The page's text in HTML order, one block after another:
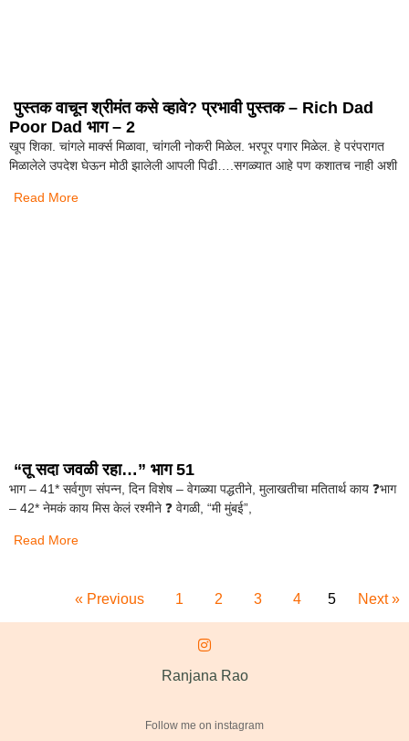
पुस्तक वाचून श्रीमंत कसे व्हावे? प्रभावी पुस्तक – Rich Dad
Poor Dad भाग – 2
खूप शिका. चांगले मार्क्स मिळावा, चांगली नोकरी मिळेल. भरपूर पगार मिळेल. हे परंपरागत
मिळालेले उपदेश घेऊन मोठी झालेली आपली पिढी….सगळ्यात आहे पण कशातच नाही अशी
Read More
“तू सदा जवळी रहा…” भाग 51
भाग – 41* सर्वगुण संपन्न, दिन विशेष – वेगळ्या पद्धतीने, मुलाखतीचा मतितार्थ काय ❓️भाग
– 42* नेमकं काय मिस केलं रश्मीने ❓️ वेगळी, “मी मुंबई”,
Read More
« Previous 1 2 3 4 5 Next »
Ranjana Rao
Follow me on instagram